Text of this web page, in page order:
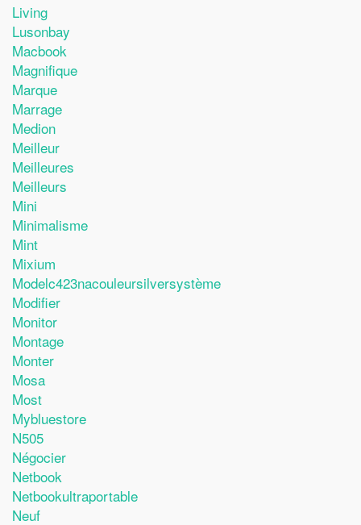
Living
Lusonbay
Macbook
Magnifique
Marque
Marrage
Medion
Meilleur
Meilleures
Meilleurs
Mini
Minimalisme
Mint
Mixium
Modelc423nacouleursilversystème
Modifier
Monitor
Montage
Monter
Mosa
Most
Mybluestore
N505
Négocier
Netbook
Netbookultraportable
Neuf